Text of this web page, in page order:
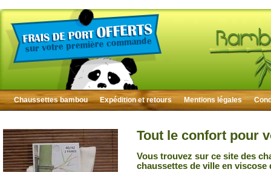
Chaussettes bambou Expédition et retours Mentions légales
Tout le confort pour
Vous trouvez sur ce site des
chaussettes de ville en